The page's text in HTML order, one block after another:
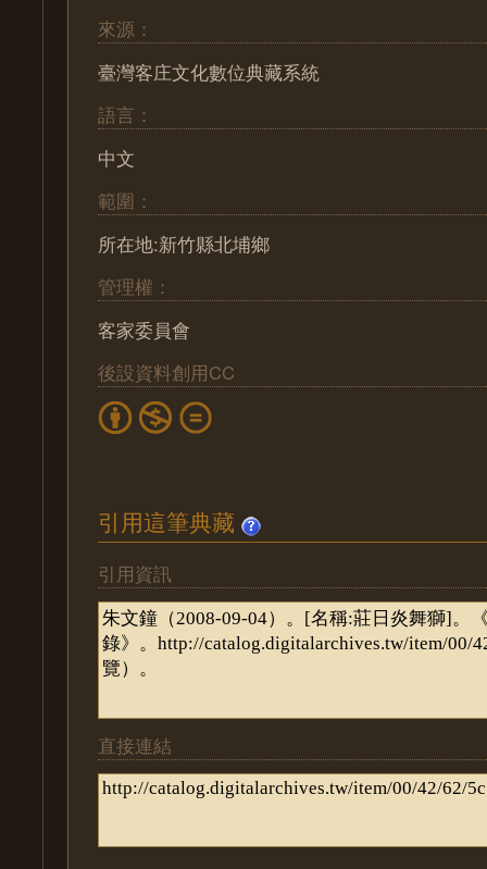
來源：
臺灣客庄文化數位典藏系統
語言：
中文
範圍：
所在地:新竹縣北埔鄉
管理權：
客家委員會
後設資料創用CC
引用這筆典藏
引用資訊
直接連結